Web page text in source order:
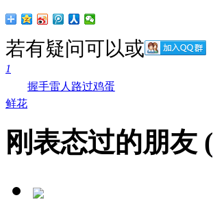
若有疑问可以或
1
鲜花
握手雷人 路过鸡蛋
刚表态过的朋友 (